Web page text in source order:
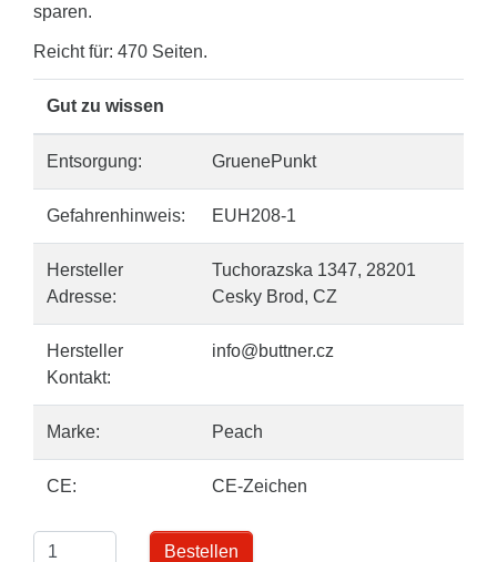
sparen.
Reicht für: 470 Seiten.
Gut zu wissen
Entsorgung: GruenePunkt
Gefahrenhinweis: EUH208-1
Hersteller
Adresse:
Tuchorazska 1347, 28201
Cesky Brod, CZ
Hersteller
Kontakt:
info@buttner.cz
Marke: Peach
CE: CE-Zeichen
Bestellen